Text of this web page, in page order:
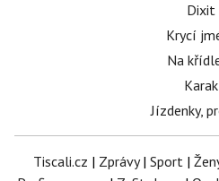
Dixit
Krycí
Na
Karak
Jízdenky,
Tiscali.cz | Zprávy| Sport |